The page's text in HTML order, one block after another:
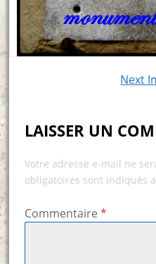
Next
LAISSER UN
Votre adresse e-mail ne
obligatoires sont indiqués
Commentaire *